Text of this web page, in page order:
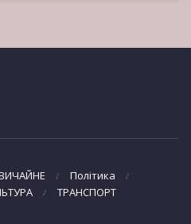
Політика
ТРАНСПОРТ